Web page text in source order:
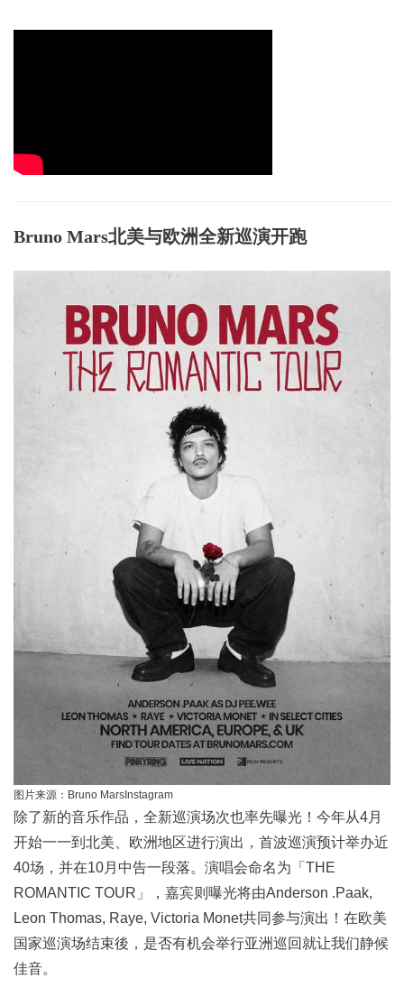
Bruno Mars北美与欧洲全新巡演开跑
图片来源： Bruno MarsInstagram
除了新的音乐作品，全新巡演场次也率先曝光！今年从4月
开始一一到北美、欧洲地区进行演出，首波巡演预计举办近
40场，并在10月中告一段落。演唱会命名为「THE
ROMANTIC TOUR」，嘉宾则曝光将由Anderson .Paak,
Leon Thomas, Raye, Victoria Monet共同参与演出！在欧美
国家巡演场结束後，是否有机会举行亚洲巡回就让我们静候
佳音。